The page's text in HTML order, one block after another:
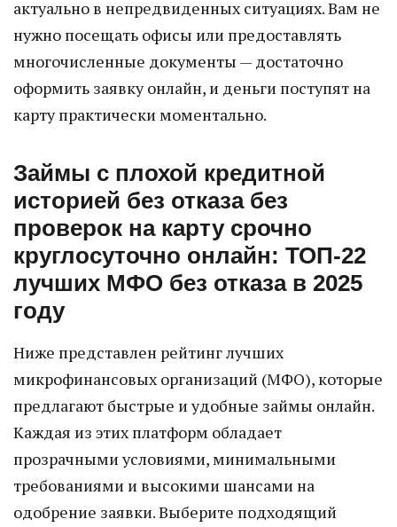
актуально в непредвиденных ситуациях. Вам не
нужно посещать офисы или предоставлять
многочисленные документы — достаточно
оформить заявку онлайн, и деньги поступят на
карту практически моментально.
Займы с плохой кредитной
историей без отказа без
проверок на карту срочно
круглосуточно онлайн: ТОП-22
лучших МФО без отказа в 2025
году
Ниже представлен рейтинг лучших
микрофинансовых организаций (МФО), которые
предлагают быстрые и удобные займы онлайн.
Каждая из этих платформ обладает
прозрачными условиями, минимальными
требованиями и высокими шансами на
одобрение заявки. Выберите подходящий